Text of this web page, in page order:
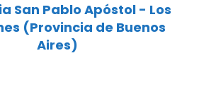
San Pablo Apóstol - Los
(Provincia de Buenos
Aires)